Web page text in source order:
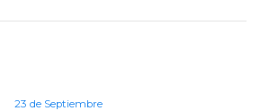
23 de Septiembre